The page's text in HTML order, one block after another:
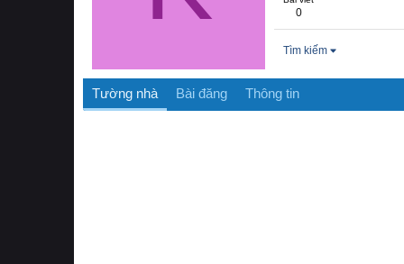
0
Tìm kiếm
Tường nhà Bài đăng Thông tin